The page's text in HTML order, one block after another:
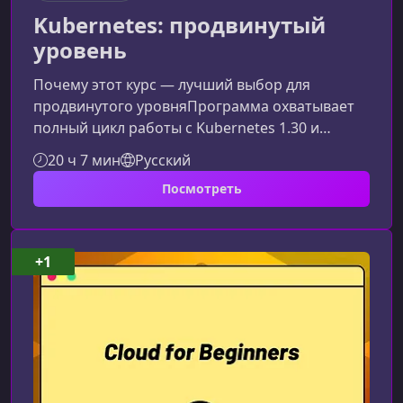
Kubernetes: продвинутый
уровень
Почему этот курс — лучший выбор для
продвинутого уровняПрограмма охватывает
полный цикл работы с Kubernetes 1.30 и
Kubespray 1.29.5, включая архитектуру,
сетевые механизмы, масштабирование и
устранение сложных инцидентов. Обучение
обновляется, чтобы соответствовать
требованиям production‑среды 2025
года.Ключевые преимуществаМаксимум
20 ч 7 мин Русский
Посмотреть
+1